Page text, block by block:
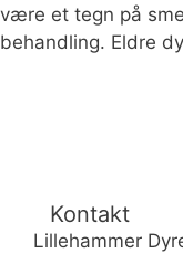
være et tegn på
behandling. Eldre
Kontakt
Lillehammer